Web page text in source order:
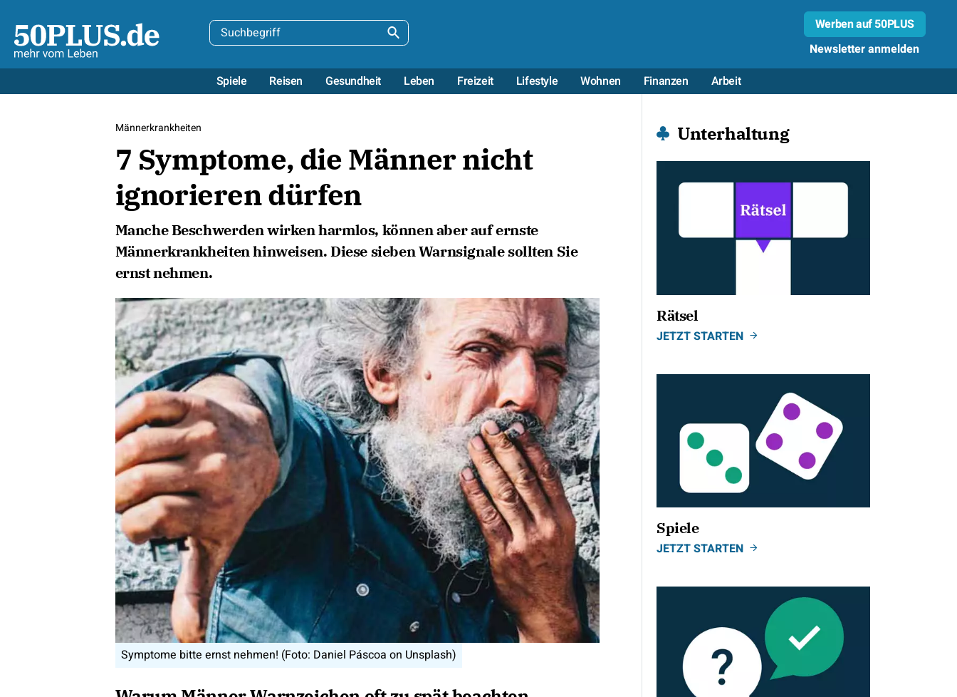
Werben auf 50PLUS
Newsletter anmelden
Spiele
Reisen Gesundheit Leben Freizeit Lifestyle Wohnen Finanzen Arbeit
Männerkrankheiten
7 Symptome, die Männer nicht
ignorieren dürfen
Manche Beschwerden wirken harmlos, können aber auf ernste
Männerkrankheiten hinweisen. Diese sieben Warnsignale sollten Sie
ernst nehmen.
Symptome bitte ernst nehmen! (Foto: Daniel Páscoa on Unsplash)
Unterhaltung
Rätsel
JETZT STARTEN
Spiele
JETZT STARTEN